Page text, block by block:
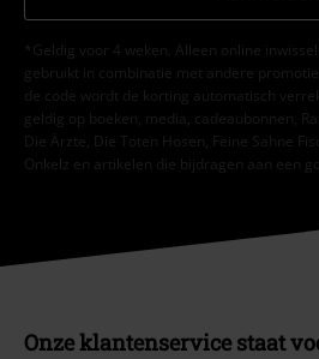
*Geldig voor 4 weken. Alleen online
gebruikt in combinatie met andere
de code wordt de korting automatisch
geldig op boeken, media, cadeaubonnen,
Die Ärzte, Die Toten Hosen, Feine Sahne
Onkelz en artikelen die bijdragen aan een
Onze klantenservice staat